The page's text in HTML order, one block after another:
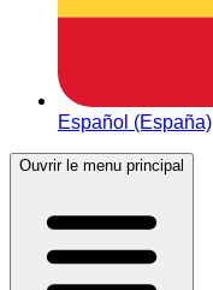
Español (España)
Ouvrir le menu principal